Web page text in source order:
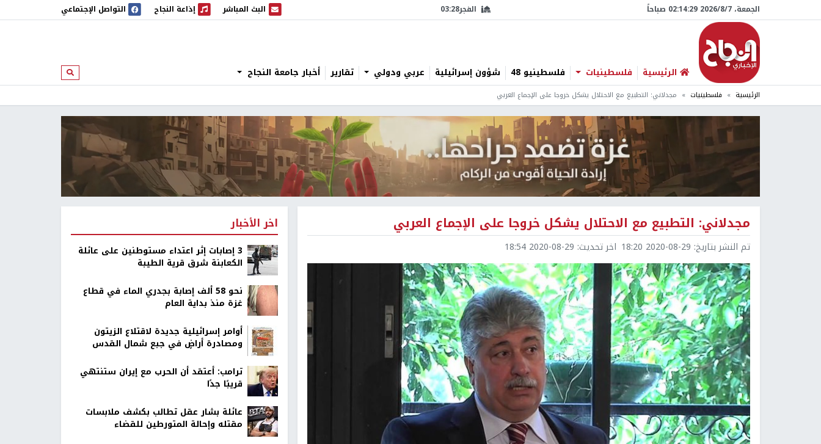
الجمعة، 7/‏8/‏2026 02:14:30 صباحاً الفجر03:28 البث المباشر
البث المباشر إذاعة النجاح
إذاعة النجاح التواصل الإجتماعي
الرئيسية فلسطينيات فلسطينيو 48 شؤون إسرائيلية عربي ودولي تقارير أخبار جامعة النجاح ابحث
الرئيسية فلسطينيات مجدلاني: التطبيع مع الاحتلال يشكل خروجا على الإجماع العربي
مجدلاني: التطبيع مع الاحتلال يشكل خروجا على الإجماع العربي
تم النشر بتاريخ: 2020-08-29 18:20 اخر تحديث: 2020-08-29 18:54
اخر الأخبار
‏3 إصابات إثر اعتداء مستوطنين على عائلة
الكعابنة شرق قرية الطيبة
نحو 58 ألف إصابة بجدري الماء في قطاع
غزة منذ بداية العام
أوامر إسرائيلية جديدة لاقتلاع الزيتون
ومصادرة أراضٍ في جبع شمال القدس
ترامب: أعتقد أن الحرب مع إيران ستنتهي
قريبًا جدًا
عائلة بشار عقل تطالب بكشف ملابسات
مقتله وإحالة المتورطين للقضاء